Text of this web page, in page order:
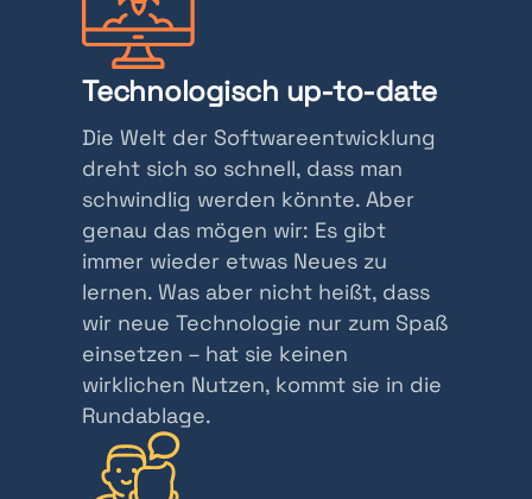
Technologisch up-to-date
Die Welt der Softwareentwicklung
dreht sich so schnell, dass man
schwindlig werden könnte. Aber
genau das mögen wir: Es gibt
immer wieder etwas Neues zu
lernen. Was aber nicht heißt, dass
wir neue Technologie nur zum Spaß
einsetzen – hat sie keinen
wirklichen Nutzen, kommt sie in die
Rundablage.